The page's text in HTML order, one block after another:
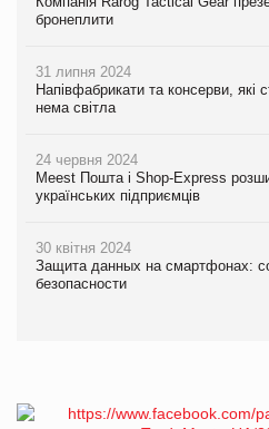
бронеплити
31 липня 2024
Напівфабрикати та консерви, які
нема світла
24 червня 2024
Meest Пошта і Shop-Express
українських підприємців
30 квітня 2024
Защита данных на смартфонах:
безопасности